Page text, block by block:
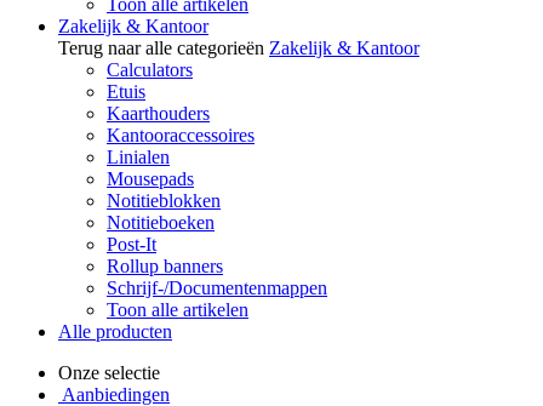
Toon alle artikelen
Zakelijk & Kantoor
Terug naar alle categorieën Zakelijk & Kantoor
Calculators
Etuis
Kaarthouders
Kantooraccessoires
Linialen
Mousepads
Notitieblokken
Notitieboeken
Post-It
Rollup banners
Schrijf-/Documentenmappen
Toon alle artikelen
Alle producten
Onze selectie
Aanbiedingen